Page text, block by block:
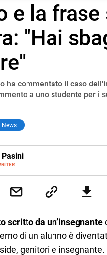
e la
"Hai
ha commentato il caso
a uno studente per i
News
Pasini
viaggi unici, cultura e
scritto da un’insegnante
di un alunno è
genitori e